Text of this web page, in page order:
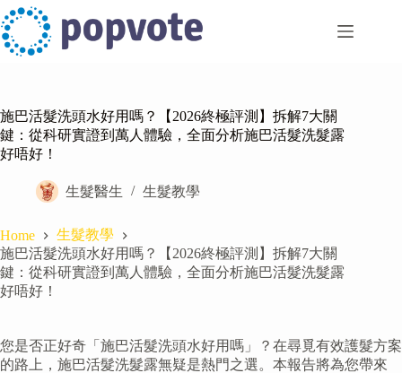
Skip
to
content
施巴活髮洗頭水好用嗎？【2026終極評測】拆解7大關
鍵：從科研實證到萬人體驗，全面分析施巴活髮洗髮露
好唔好！
生髮醫生 生髮教學
Home
生髮教學
施巴活髮洗頭水好用嗎？【2026終極評測】拆解7大關
鍵：從科研實證到萬人體驗，全面分析施巴活髮洗髮露
好唔好！
您是否正好奇「施巴活髮洗頭水好用嗎」？在尋覓有效護髮方案
的路上，施巴活髮洗髮露無疑是熱門之選。本報告將為您帶來